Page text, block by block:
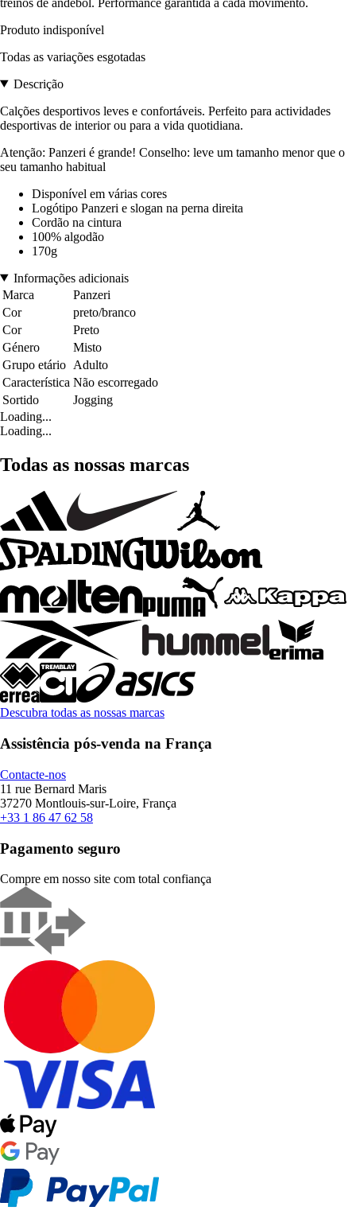
Produto indisponível
Todas as variações esgotadas
Descrição
Calções desportivos leves e confortáveis. Perfeito para actividades
desportivas de interior ou para a vida quotidiana.
Atenção: Panzeri é grande! Conselho: leve um tamanho menor que o
seu tamanho habitual
Disponível em várias cores
Logótipo Panzeri e slogan na perna direita
Cordão na cintura
100% algodão
170g
Informações adicionais
Marca
Panzeri
Cor
preto/branco
Cor
Preto
Género
Misto
Grupo etário Adulto
Característica Não escorregado
Sortido
Jogging
Loading...
Loading...
Todas as nossas marcas
Descubra todas as nossas marcas
Assistência pós-venda na França
Contacte-nos
11 rue Bernard Maris
37270 Montlouis-sur-Loire, França
+33 1 86 47 62 58
Pagamento seguro
Compre em nosso site com total confiança